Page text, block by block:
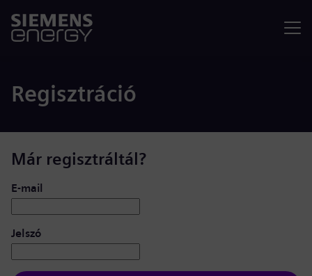
Regisztráció
Már regisztráltál?
Bejelentkezés: felhasználó és jelszó
E-mail
Jelszó